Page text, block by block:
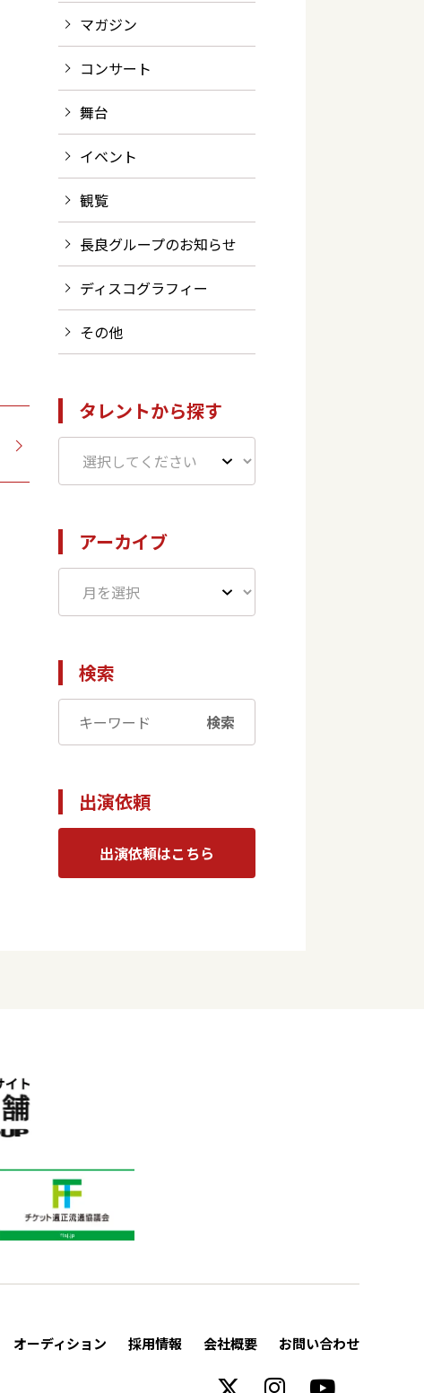
マガジン
コンサート
舞台
イベント
観覧
長良グループのお知らせ
ディスコグラフィー
その他
タレントから探す
アーカイブ
検索
検索
出演依頼
出演依頼はこちら
オーディション 採用情報 会社概要 お問い合わせ